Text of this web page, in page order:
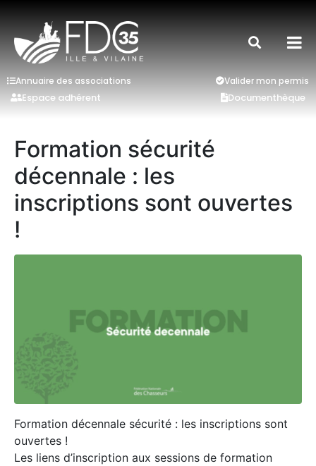
Annuaire des associations Valider mon permis
Espace adhérent Documenthèque
Formation sécurité
décennale : les
inscriptions sont ouvertes
!
Formation décennale sécurité : les inscriptions sont
ouvertes !
Les liens d’inscription aux sessions de formation